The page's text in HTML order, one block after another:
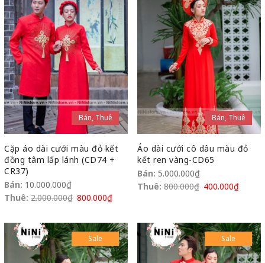
Bán, Thuê
Cặp áo dài cưới màu đỏ kết
đồng tâm lấp lánh (CD74 +
CR37)
Bán: 10.000.000₫
Thuê: 2.000.000₫ 800.000₫
Bán, Thuê
Áo dài cưới cô dâu màu đỏ
kết ren vàng-CD65
Bán: 5.000.000₫
Thuê: 800.000₫ 400.000₫
Sale Sale